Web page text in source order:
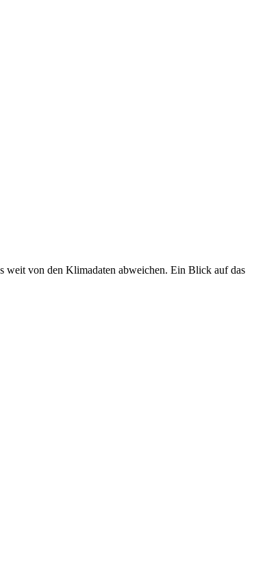
weit von den Klimadaten abweichen. Ein Blick auf das